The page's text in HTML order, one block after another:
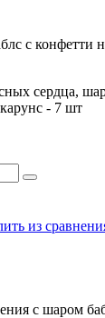
с конфетти
сердца,
- 7 шт
из
с шаром